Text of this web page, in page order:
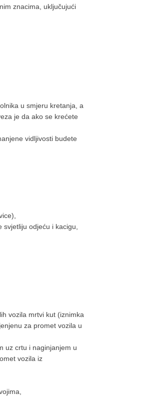
znacima, uključujući
u smjeru kretanja, a
je da ako se krećete
vidljivosti budete
svjetliju odjeću i kacigu,
vozila mrtvi kut (iznimka
za promet vozila u
uz crtu i naginjanjem u
vozila iz